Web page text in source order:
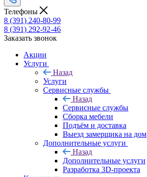
Телефоны
8 (391) 240-80-99
8 (391) 292-92-46
Заказать звонок
Акции
Услуги
Назад
Услуги
Сервисные службы
Назад
Сервисные службы
Сборка мебели
Подъём и доставка
Выезд замерщика на дом
Дополнительные услуги
Назад
Дополнительные услуги
Разработка 3D-проекта